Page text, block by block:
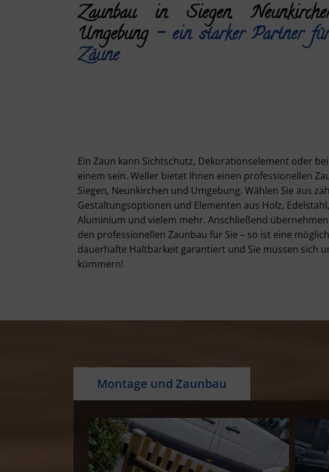
Zaunbau in Siegen,
Umgebung – ein starker Partner
Zäune
Ein Zaun kann Sichtschutz, Dekorationselement oder
einem sein. Weller bietet Ihnen einen professionellen
Siegen, Neunkirchen und Umgebung. Wählen Sie aus
Gestaltungsoptionen und Elementen aus Holz, Edelstahl,
Aluminium und vielem mehr. Anschließend
den professionellen Zaunbau für Sie – so ist eine
dauerhafte Haltbarkeit garantiert und Sie müssen sich
kümmern!
Montage und Zaunbau